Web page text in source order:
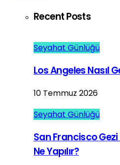
Recent Posts
Seyahat Günlüğü
Los Angeles Nasıl
10 Temmuz 2026
Seyahat Günlüğü
San Francisco Gezi
Ne Yapılır?